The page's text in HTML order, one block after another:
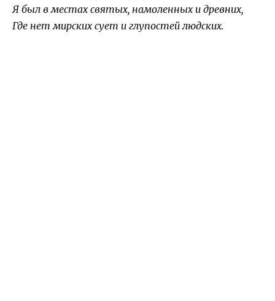
Я был в местах святых, намоленных и древних,
Где нет мирских сует и глупостей людских.